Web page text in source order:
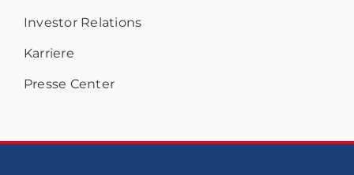
Investor Relations
Karriere
Presse Center